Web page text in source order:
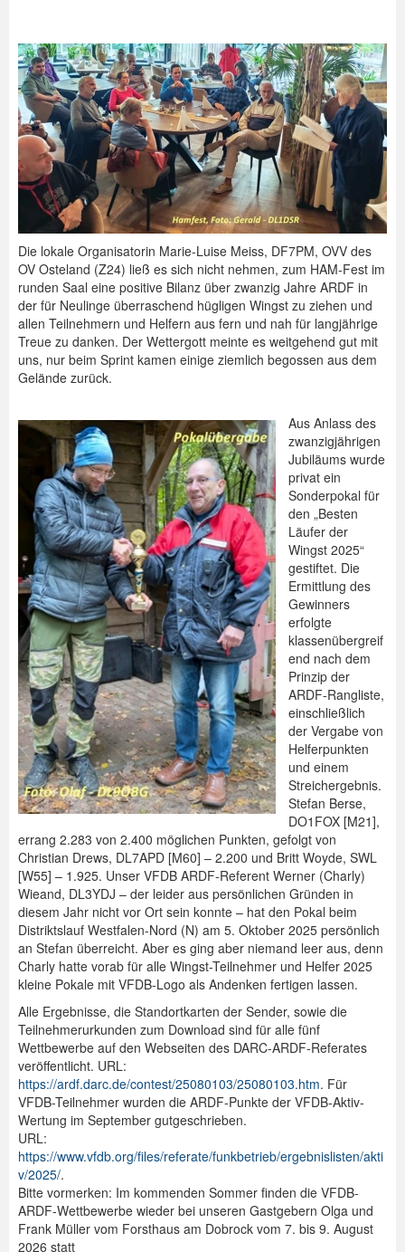
Die lokale Organisatorin Marie-Luise Meiss, DF7PM, OVV des
OV Osteland (Z24) ließ es sich nicht nehmen, zum HAM-Fest im
runden Saal eine positive Bilanz über zwanzig Jahre ARDF in
der für Neulinge überraschend hügligen Wingst zu ziehen und
allen Teilnehmern und Helfern aus fern und nah für langjährige
Treue zu danken. Der Wettergott meinte es weitgehend gut mit
uns, nur beim Sprint kamen einige ziemlich begossen aus dem
Gelände zurück.
Aus Anlass des
zwanzigjährigen
Jubiläums wurde
privat ein
Sonderpokal für
den „Besten
Läufer der
Wingst 2025“
gestiftet. Die
Ermittlung des
Gewinners
erfolgte
klassenübergreif
end nach dem
Prinzip der
ARDF-Rangliste,
einschließlich
der Vergabe von
Helferpunkten
und einem
Streichergebnis.
Stefan Berse,
DO1FOX [M21],
errang 2.283 von 2.400 möglichen Punkten, gefolgt von
Christian Drews, DL7APD [M60] – 2.200 und Britt Woyde, SWL
[W55] – 1.925. Unser VFDB ARDF-Referent Werner (Charly)
Wieand, DL3YDJ – der leider aus persönlichen Gründen in
diesem Jahr nicht vor Ort sein konnte – hat den Pokal beim
Distriktslauf Westfalen-Nord (N) am 5. Oktober 2025 persönlich
an Stefan überreicht. Aber es ging aber niemand leer aus, denn
Charly hatte vorab für alle Wingst-Teilnehmer und Helfer 2025
kleine Pokale mit VFDB-Logo als Andenken fertigen lassen.
Alle Ergebnisse, die Standortkarten der Sender, sowie die
Teilnehmer­urkunden zum Download sind für alle fünf
Wettbewerbe auf den Webseiten des DARC-ARDF-Referates
veröffentlicht. URL:
https://ardf.darc.de/contest/25080103/25080103.htm. Für
VFDB-Teilnehmer wurden die ARDF-Punkte der VFDB-Aktiv-
Wertung im September gutgeschrieben.
URL:
https://www.vfdb.org/files/referate/funkbetrieb/ergebnislisten/akti
v/2025/.
Bitte vormerken: Im kommenden Sommer finden die VFDB-
ARDF-Wettbewerbe wieder bei unseren Gastgebern Olga und
Frank Müller vom Forsthaus am Dobrock vom 7. bis 9. August
2026 statt